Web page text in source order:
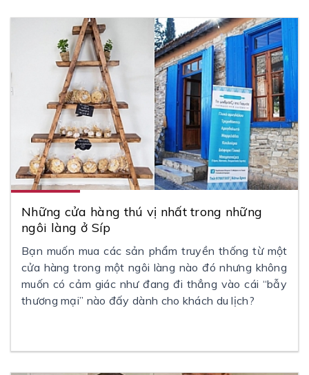
Những cửa hàng thú vị nhất trong những
ngôi làng ở Síp
Bạn muốn mua các sản phẩm truyền thống từ một
cửa hàng trong một ngôi làng nào đó nhưng không
muốn có cảm giác như đang đi thẳng vào cái “bẫy
thương mại” nào đấy dành cho khách du lịch?